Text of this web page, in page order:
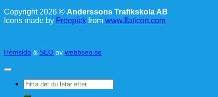
Copyright 2026 © Anderssons Trafikskola AB
Icons made by Freepick from www.flaticon.com
Hemsida & SEO av webbseo.se
Sök
efter: